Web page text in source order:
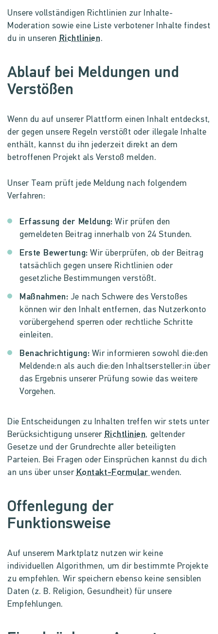
Unsere vollständigen Richtlinien zur Inhalte-
Moderation sowie eine Liste verbotener Inhalte findest
du in unserenRichtlinien.
Ablauf bei Meldungen und
Verstößen
Wenn du auf unserer Plattform einen Inhalt entdeckst,
der gegen unsere Regeln verstößt oder illegale Inhalte
enthält, kannst du ihn jederzeit direkt an dem
betroffenen Projekt als Verstoß melden.
Unser Team prüft jede Meldung nach folgendem
Verfahren:
Erfassung der Meldung: Wir prüfen den
gemeldeten Beitrag innerhalb von 24 Stunden.
Erste Bewertung: Wir überprüfen, ob der Beitrag
tatsächlich gegen unsere Richtlinien oder
gesetzliche Bestimmungen verstößt.
Maßnahmen: Je nach Schwere des Verstoßes
können wir den Inhalt entfernen, das Nutzerkonto
vorübergehend sperren oder rechtliche Schritte
einleiten.
Benachrichtigung: Wir informieren sowohl die:den
Meldende:n als auch die:den Inhaltsersteller:in über
das Ergebnis unserer Prüfung sowie das weitere
Vorgehen.
Die Entscheidungen zu Inhalten treffen wir stets unter
Berücksichtigung unsererRichtlinien, geltender
Gesetze und der Grundrechte aller beteiligten
Parteien. Bei Fragen oder Einsprüchen kannst du dich
an uns über unserKontakt-Formularwenden.
Offenlegung der
Funktionsweise
Auf unserem Marktplatz nutzen wir keine
individuellen Algorithmen, um dir bestimmte Projekte
zu empfehlen. Wir speichern ebenso keine sensiblen
Daten (z. B. Religion, Gesundheit) für unsere
Empfehlungen.